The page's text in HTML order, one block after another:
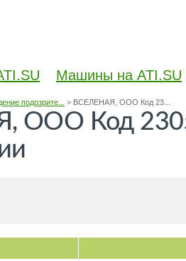
Машины на ATI.SU
подозрите... > ВСЕЛЕНАЯ, ООО Код 23...
ООО Код